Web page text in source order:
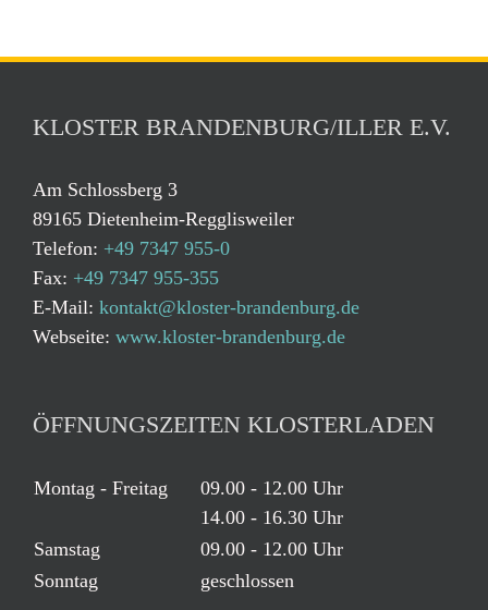
KLOSTER BRANDENBURG/ILLER E.V.
Am Schlossberg 3
89165 Dietenheim-Regglisweiler
Telefon: +49 7347 955-0
Fax: +49 7347 955-355
E-Mail: kontakt@kloster-brandenburg.de
Webseite: www.kloster-brandenburg.de
ÖFFNUNGSZEITEN KLOSTERLADEN
Montag - Freitag
09.00 - 12.00 Uhr
14.00 - 16.30 Uhr
Samstag
09.00 - 12.00 Uhr
Sonntag
geschlossen